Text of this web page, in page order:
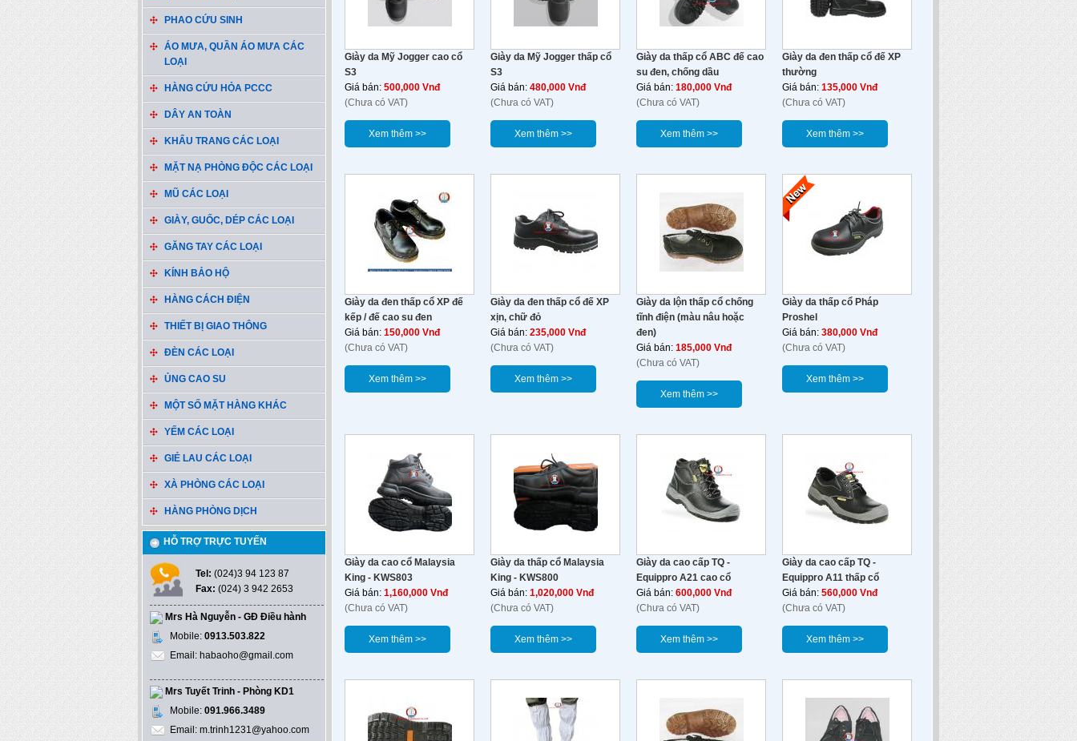
PHAO CỨU SINH
ÁO MƯA, QUẦN ÁO MƯA CÁC
LOẠI
HÀNG CỨU HỎA PCCC
DÂY AN TOÀN
KHẨU TRANG CÁC LOẠI
MẶT NẠ PHÒNG ĐỘC CÁC LOẠI
MŨ CÁC LOẠI
GIÀY, GUỐC, DÉP CÁC LOẠI
GĂNG TAY CÁC LOẠI
KÍNH BẢO HỘ
HÀNG CÁCH ĐIỆN
THIẾT BỊ GIAO THÔNG
ĐÈN CÁC LOẠI
ỦNG CAO SU
MỘT SỐ MẶT HÀNG KHÁC
YẾM CÁC LOẠI
GIẺ LAU CÁC LOẠI
XÀ PHÒNG CÁC LOẠI
HÀNG PHÒNG DỊCH
HỖ TRỢ TRỰC TUYẾN
Tel: (024)3 94 123 87
Fax: (024) 3 942 2653
Mrs Hà Nguyễn - GĐ Điều hành
Mobile: 0913.503.822
Email: habaoho@gmail.com
Mrs Tuyết Trinh - Phòng KD1
Mobile: 091.966.3489
Email: m.trinh1231@yahoo.com
Giày da Mỹ Jogger cao cổ
S3
Giá bán: 500,000 Vnđ
(Chưa có VAT)
Xem thêm >>
Giày da Mỹ Jogger thấp cổ
S3
Giá bán: 480,000 Vnđ
(Chưa có VAT)
Xem thêm >>
Giày da thấp cổ ABC đế cao
su đen, chống dầu
Giá bán: 180,000 Vnđ
(Chưa có VAT)
Xem thêm >>
Giày da đen thấp cổ đế XP
thường
Giá bán: 135,000 Vnđ
(Chưa có VAT)
Xem thêm >>
Giày da đen thấp cổ XP đế
kếp / đế cao su đen
Giá bán: 150,000 Vnđ
(Chưa có VAT)
Xem thêm >>
Giày da đen thấp cổ đế XP
xịn, chữ đỏ
Giá bán: 235,000 Vnđ
(Chưa có VAT)
Xem thêm >>
Giày da lộn thấp cổ chống
tĩnh điện (màu nâu hoặc
đen)
Giá bán: 185,000 Vnđ
(Chưa có VAT)
Xem thêm >>
Giày da thấp cổ Pháp
Proshel
Giá bán: 380,000 Vnđ
(Chưa có VAT)
Xem thêm >>
Giày da cao cổ Malaysia
King - KWS803
Giá bán: 1,160,000 Vnđ
(Chưa có VAT)
Xem thêm >>
Giày da thấp cổ Malaysia
King - KWS800
Giá bán: 1,020,000 Vnđ
(Chưa có VAT)
Xem thêm >>
Giày da cao cấp TQ -
Equippro A21 cao cổ
Giá bán: 600,000 Vnđ
(Chưa có VAT)
Xem thêm >>
Giày da cao cấp TQ -
Equippro A11 thấp cổ
Giá bán: 560,000 Vnđ
(Chưa có VAT)
Xem thêm >>